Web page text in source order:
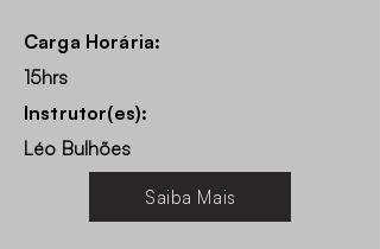
Carga Horária:
15hrs
Instrutor(es):
Léo Bulhões
Saiba Mais